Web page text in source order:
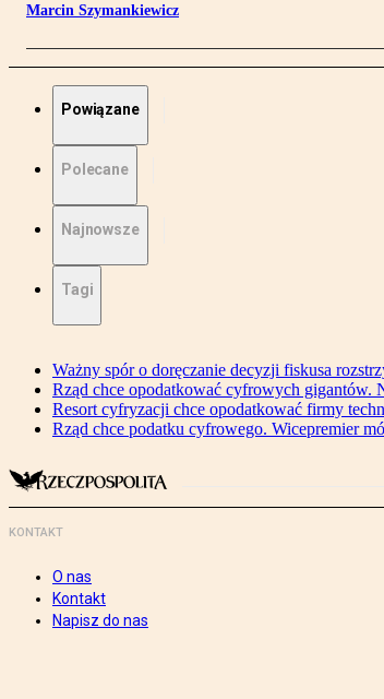
Marcin Szymankiewicz
Powiązane
Polecane
Najnowsze
Tagi
Ważny spór o doręczanie decyzji fiskusa
Rząd chce opodatkować cyfrowych gigantów.
Resort cyfryzacji chce opodatkować firmy
Rząd chce podatku cyfrowego. Wicepremier
KONTAKT
O nas
Kontakt
Napisz do nas